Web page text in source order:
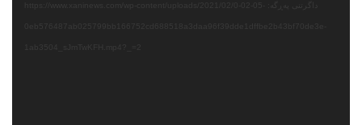
داگرتنی پەڕگە: https://www.xaninews.com/wp-content/uploads/2021/02/0-02-05-